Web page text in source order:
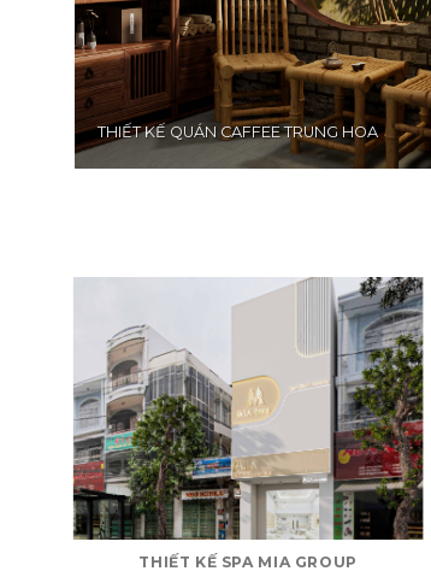
THIẾT KẾ QUÁN CAFFEE TRUNG HOA
THIẾT KẾ SPA MIA GROUP